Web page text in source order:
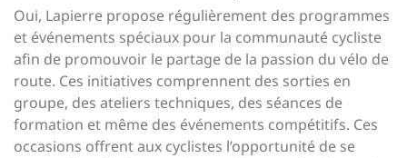
Oui, Lapierre propose régulièrement des programmes
et événements spéciaux pour la communauté cycliste
afin de promouvoir le partage de la passion du vélo de
route. Ces initiatives comprennent des sorties en
groupe, des ateliers techniques, des séances de
formation et même des événements compétitifs. Ces
occasions offrent aux cyclistes l’opportunité de se